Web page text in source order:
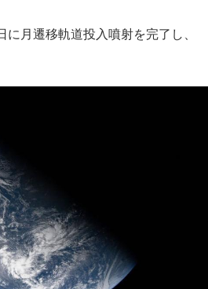
月遷移軌道投入噴射を完了し、